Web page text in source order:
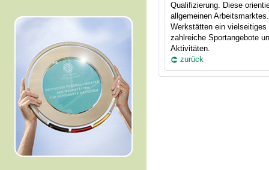
Qualifizierung. Diese
allgemeinen
Werkstätten ein
zahlreiche Sportangebote
Aktivitäten.
zurück